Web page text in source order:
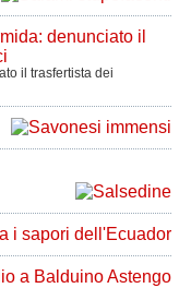
il trasfertista dei